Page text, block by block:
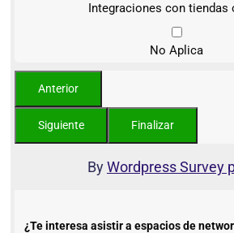
Integraciones con tiendas
No Aplica
ByWordpress Survey
¿Te interesa asistir a espacios de